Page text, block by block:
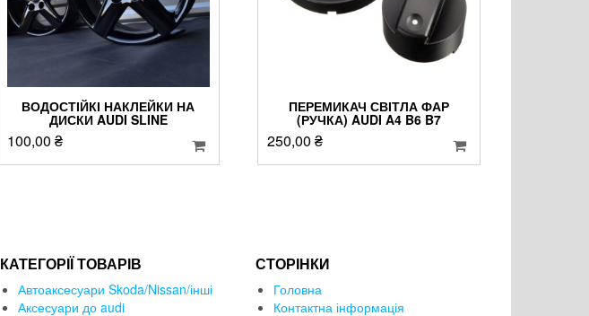
ВОДОСТІЙКІ НАКЛЕЙКИ НА
ДИСКИ AUDI SLINE
100,00 ₴
ПЕРЕМИКАЧ СВІТЛА ФАР
(РУЧКА) AUDI A4 B6 B7
250,00₴
КАТЕГОРІЇ ТОВАРІВ
Автоаксесуари Skoda/Nissan/інші
Аксесуари до audi
СТОРІНКИ
Головна
Контактна інформація